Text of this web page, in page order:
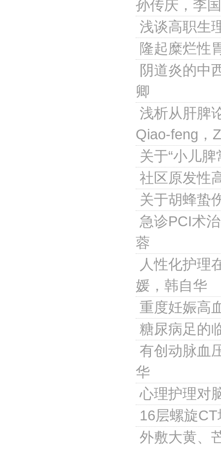
孙传庆，李
浅谈高职生
隆起糜烂性
阴道炎的中
卿
浅析从肝脾
Qiao-feng，
关于“小儿
社区原发性
关于胡蜂蛰
急诊PCI术
蓉
人性化护理
媛，韩自华
重度妊娠高
糖尿病足的
有创动脉血
华
心理护理对
16层螺旋
外敷大黄、